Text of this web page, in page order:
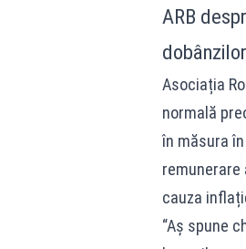
ARB
Asociația
normală
în măsura
remunerare
cauza
“Aș spune